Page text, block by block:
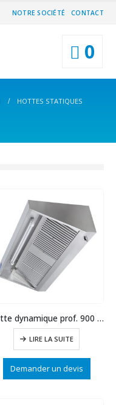
NOTRE SOCIÉTÉ CONTACT
0
HOTTES STATIQUES
Hotte dynamique prof. 900 long.2500
LIRE LA SUITE
Demander un devis